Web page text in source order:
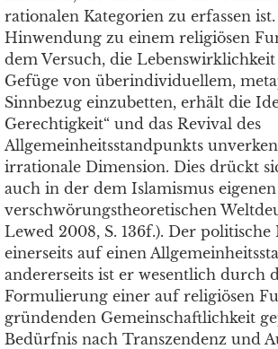
rationalen Kategorien zu erfassen
Hinwendung zu einem religiösen
dem Versuch, die Lebenswirklichkeit
Gefüge von überindividuellem,
Sinnbezug einzubetten, erhält die
Gerechtigkeit“ und das Revival des
Allgemeinheitsstandpunkts
irrationale Dimension. Dies drückt
auch in der dem Islamismus eigenen
verschwörungstheoretischen
Lewed 2008, S. 136f.). Der
einerseits auf einen
andererseits ist er wesentlich durch
Formulierung einer auf religiösen
gründenden Gemeinschaftlichkeit
Bedürfnis nach Transzendenz und